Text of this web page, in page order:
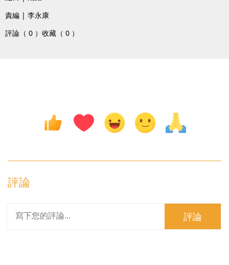
責編 | 李永康
評論（ 0 ） 收藏（ 0 ）
評論
評論